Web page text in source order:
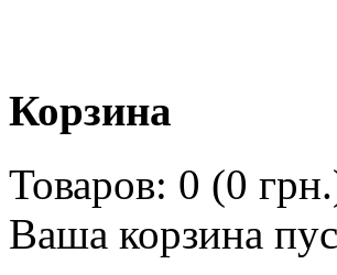
Корзина
Товаров: 0 (0
Ваша корзина